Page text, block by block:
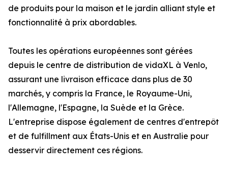
de produits pour la maison et le jardin alliant style et
fonctionnalité à prix abordables.
Toutes les opérations européennes sont gérées
depuis le centre de distribution de vidaXL à Venlo,
assurant une livraison efficace dans plus de 30
marchés, y compris la France, le Royaume-Uni,
l'Allemagne, l'Espagne, la Suède et la Grèce.
L'entreprise dispose également de centres d'entrepôt
et de fulfillment aux États-Unis et en Australie pour
desservir directement ces régions.